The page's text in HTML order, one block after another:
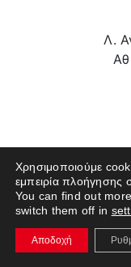
Λ.
ΕΚΘΕΤΕΣ
Χρησιμοποιούμε
εμπειρία πλοήγησης
You can find out
switch them off in
Αποδοχή